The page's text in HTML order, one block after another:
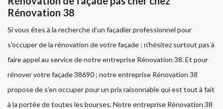
Rénovation 38
Si vous êtes à la recherche d’un façadier professionnel pour
s’occuper de la rénovation de votre façade ; n’hésitez surtout pas à
faire appel au service de notre entreprise Rénovation 38. Et pour
rénover votre façade 38690 ; notre entreprise Rénovation 38
propose de s’en occuper pour un prix raisonnable qui est tout à fait
à la portée de toutes les bourses. Notre entreprise Rénovation 38